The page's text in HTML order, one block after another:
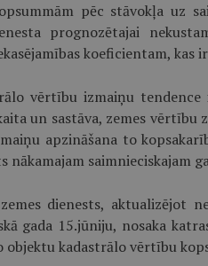
pēc stāvokļa uz
prognozētajai
koeficientam, kas
vērtību izmaiņu
un sastāva, zemes
apzināšana to
nākamajam saimnieciskajam
dienests, aktualizējot
gada 15.jūniju, nosaka
objektu kadastrālo vērtību